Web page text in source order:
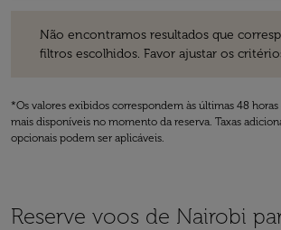
Não encontramos resultados que
filtros escolhidos. Favor ajustar os
*Os valores exibidos correspondem às últimas 48
mais disponíveis no momento da reserva. Taxas
opcionais podem ser aplicáveis.
Reserve voos de Nairobi